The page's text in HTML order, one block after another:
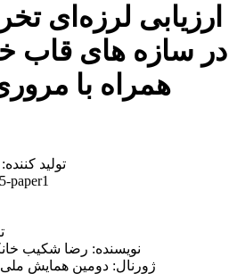
ارزیابی لرزه‌ای
در سازه های قاب
همراه با
تولید کننده:
paper1
نویسنده: رضا شکیب
ژورنال: دومین همایش